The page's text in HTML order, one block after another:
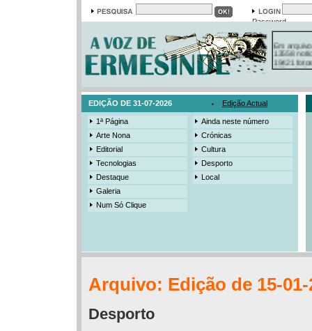
Password
Em arquivo
13558
19421
385
EDIÇÃO DE 31-07-2026 Edição Actual
1ª Página
Arte Nona
Editorial
Tecnologias
Destaque
Galeria
Num Só Clique
Ainda neste número
Crónicas
Cultura
Desporto
Local
Arquivo: Edição de 15-01-
Desporto